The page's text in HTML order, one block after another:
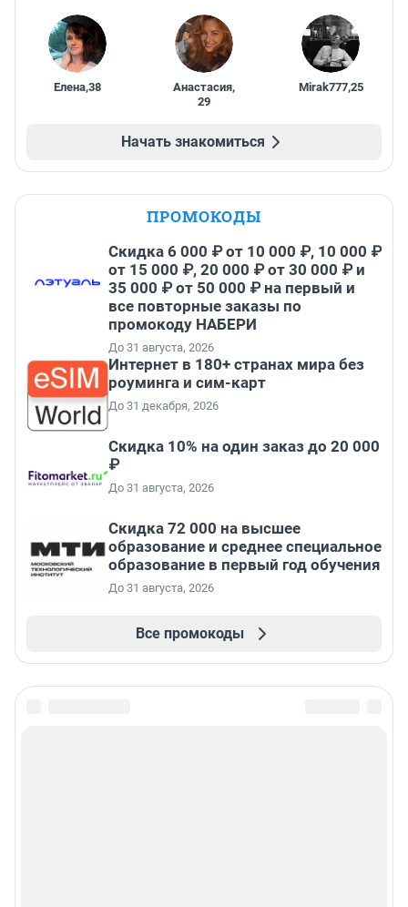
Елена,38 Анастасия,
29
Mirak777,25
Начать знакомиться
ПРОМОКОДЫ
Скидка 6 000 ₽ от 10 000 ₽, 10 000 ₽
от 15 000 ₽, 20 000 ₽ от 30 000 ₽ и
35 000 ₽ от 50 000 ₽ на первый и
все повторные заказы по
промокоду НАБЕРИ
До 31 августа, 2026
Интернет в 180+ странах мира без
роуминга и сим-карт
До 31 декабря, 2026
Скидка 10% на один заказ до 20 000
₽
До 31 августа, 2026
Скидка 72 000 на высшее
образование и среднее специальное
образование в первый год обучения
До 31 августа, 2026
Все промокоды